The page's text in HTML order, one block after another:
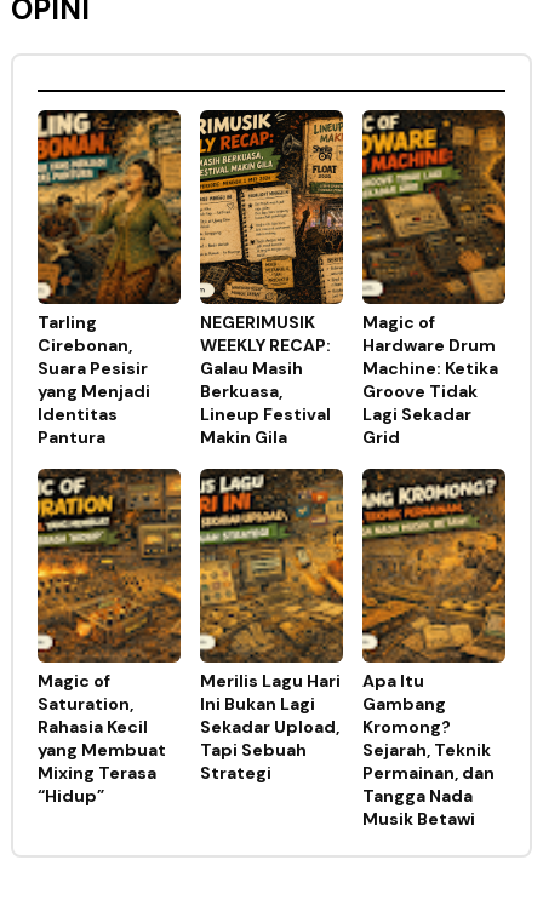
OPINI
Tarling
Cirebonan,
Suara Pesisir
yang Menjadi
Identitas
Pantura
NEGERIMUSIK
WEEKLY RECAP:
Galau Masih
Berkuasa,
Lineup Festival
Makin Gila
Magic of
Hardware Drum
Machine: Ketika
Groove Tidak
Lagi Sekadar
Grid
Magic of
Saturation,
Rahasia Kecil
yang Membuat
Mixing Terasa
“Hidup”
Merilis Lagu Hari
Ini Bukan Lagi
Sekadar Upload,
Tapi Sebuah
Strategi
Apa Itu
Gambang
Kromong?
Sejarah, Teknik
Permainan, dan
Tangga Nada
Musik Betawi